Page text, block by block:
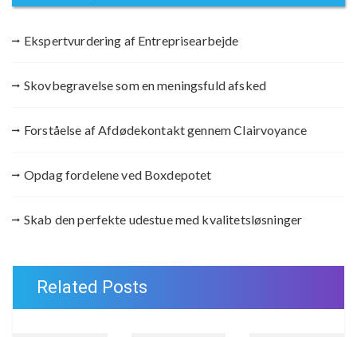
Ekspertvurdering af Entreprisearbejde
Skovbegravelse som en meningsfuld afsked
Forståelse af Afdødekontakt gennem Clairvoyance
Opdag fordelene ved Boxdepotet
Skab den perfekte udestue med kvalitetsløsninger
Related Posts